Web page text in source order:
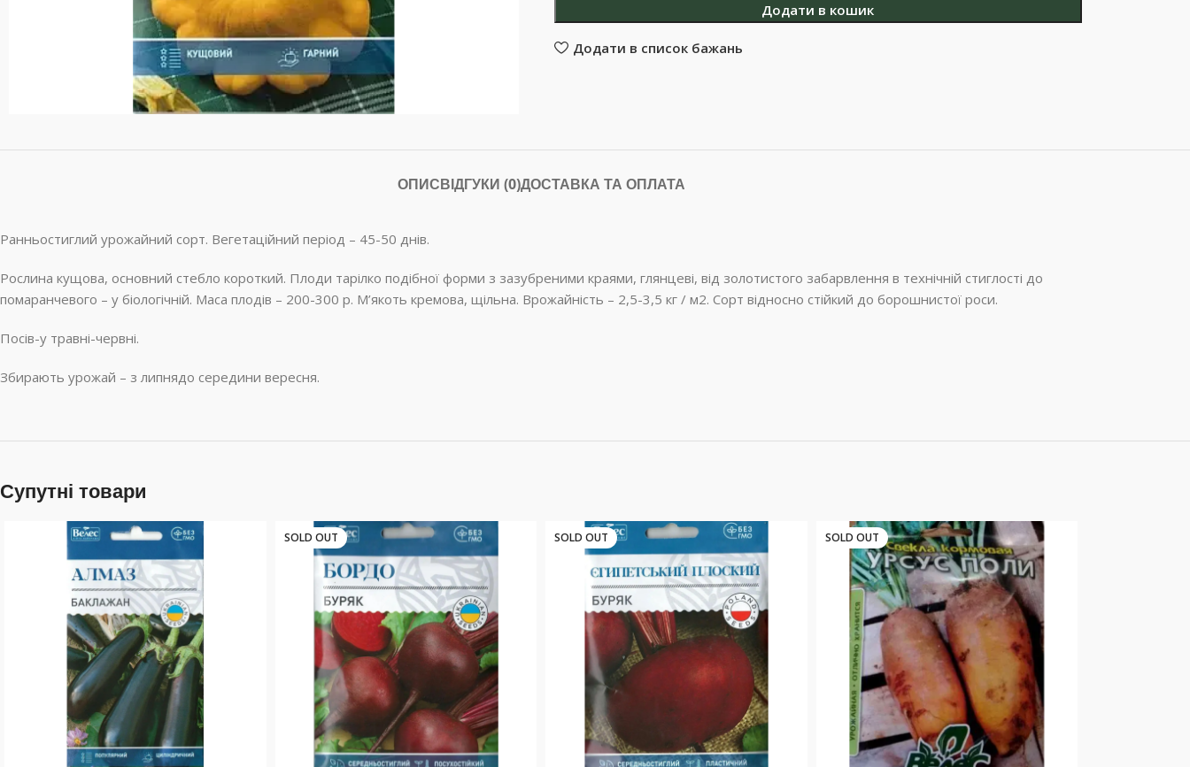
Додати в кошик
Додати в список бажань
ОПИСВІДГУКИ (0)ДОСТАВКА ТА ОПЛАТА
Ранньостиглий урожайний сорт. Вегетаційний період – 45-50 днів.
Рослина кущова, основний стебло короткий. Плоди тарілко подібної форми з зазубреними краями, глянцеві, від золотистого забарвлення в технічній стиглості до
помаранчевого – у біологічній. Маса плодів – 200-300 р. М’якоть кремова, щільна. Врожайність – 2,5-3,5 кг / м2. Сорт відносно стійкий до борошнистої роси.
Посів-у травні-червні.
Збирають урожай – з липнядо середини вересня.
Супутні товари
SOLD OUT SOLD OUT SOLD OUT